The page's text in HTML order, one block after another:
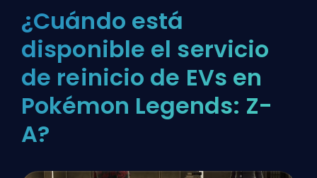
¿Cuándo está
disponible el servicio
de reinicio de EVs en
Pokémon Legends: Z-
A?